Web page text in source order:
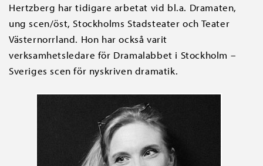
Hertzberg har tidigare arbetat vid bl.a. Dramaten,
ung scen/öst, Stockholms Stadsteater och Teater
Västernorrland. Hon har också varit
verksamhetsledare för Dramalabbet i Stockholm –
Sveriges scen för nyskriven dramatik.